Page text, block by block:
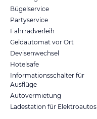
Bügelservice
Partyservice
Fahrradverleih
Geldautomat vor Ort
Devisenwechsel
Hotelsafe
Informationsschalter für
Ausflüge
Autovermietung
Ladestation für Elektroautos